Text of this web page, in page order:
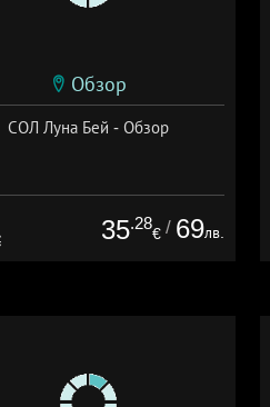
Обзор
СОЛ Луна Бей - Обзор
35.28
€ / 69лв.